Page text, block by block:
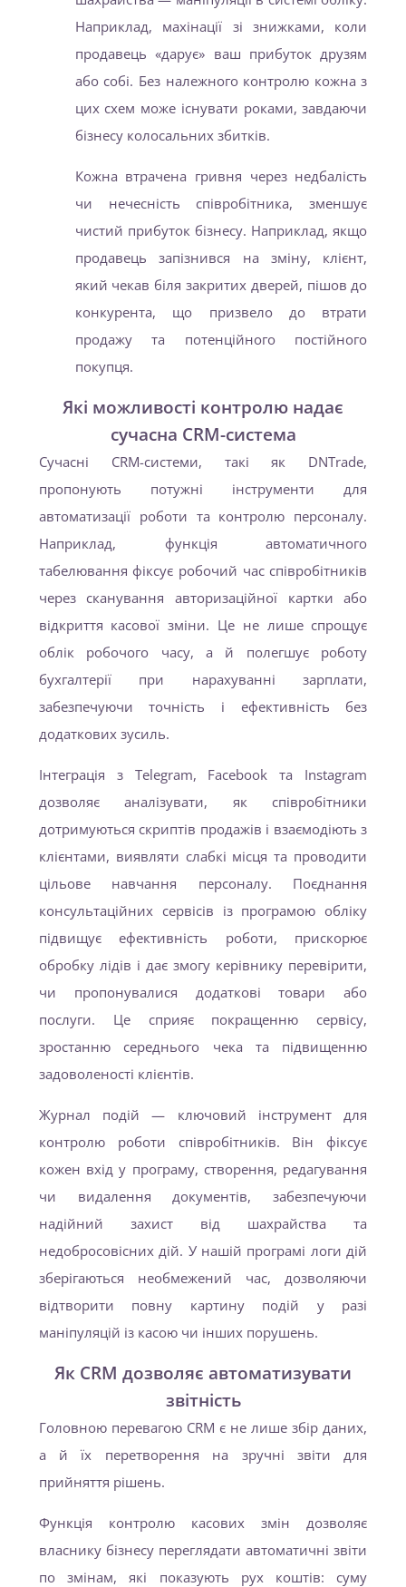
Наприклад, махінації зі знижками, коли
продавець «дарує» ваш прибуток друзям
або собі. Без належного контролю кожна з
цих схем може існувати роками, завдаючи
бізнесу колосальних збитків.
Кожна втрачена гривня через недбалість
чи нечесність співробітника, зменшує
чистий прибуток бізнесу. Наприклад, якщо
продавець запізнився на зміну, клієнт,
який чекав біля закритих дверей, пішов до
конкурента, що призвело до втрати
продажу та потенційного постійного
покупця.
Які можливості контролю надає
сучасна CRM-система
Сучасні CRM-системи, такі як DNTrade,
пропонують потужні інструменти для
автоматизації роботи та контролю персоналу.
Наприклад, функція автоматичного
табелювання фіксує робочий час співробітників
через сканування авторизаційної картки або
відкриття касової зміни. Це не лише спрощує
облік робочого часу, а й полегшує роботу
бухгалтерії при нарахуванні зарплати,
забезпечуючи точність і ефективність без
додаткових зусиль.
Інтеграція з Telegram, Facebook та Instagram
дозволяє аналізувати, як співробітники
дотримуються скриптів продажів і взаємодіють з
клієнтами, виявляти слабкі місця та проводити
цільове навчання персоналу. Поєднання
консультаційних сервісів із програмою обліку
підвищує ефективність роботи, прискорює
обробку лідів і дає змогу керівнику перевірити,
чи пропонувалися додаткові товари або
послуги. Це сприяє покращенню сервісу,
зростанню середнього чека та підвищенню
задоволеності клієнтів.
Журнал подій — ключовий інструмент для
контролю роботи співробітників. Він фіксує
кожен вхід у програму, створення, редагування
чи видалення документів, забезпечуючи
надійний захист від шахрайства та
недобросовісних дій. У нашій програмі логи дій
зберігаються необмежений час, дозволяючи
відтворити повну картину подій у разі
маніпуляцій із касою чи інших порушень.
Як CRM дозволяє автоматизувати
звітність
Головною перевагою CRM є не лише збір даних,
а й їх перетворення на зручні звіти для
прийняття рішень.
Функція контролю касових змін дозволяє
власнику бізнесу переглядати автоматичні звіти
по змінам, які показують рух коштів: суму